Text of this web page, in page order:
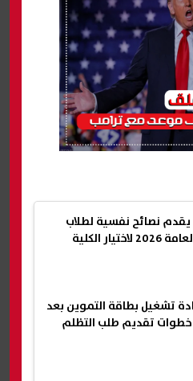
نصائح نفسية لطلاب
الثانوية العامة 2026 لاختيار الكلية
تشغيل بطاقة التموين بعد
خطوات تقديم طلب التظلم